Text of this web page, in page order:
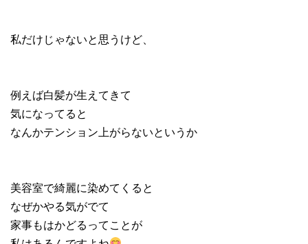
私だけじゃないと思うけど、
例えば白髪が生えてきて
気になってると
なんかテンション上がらないというか
美容室で綺麗に染めてくると
なぜかやる気がでて
家事もはかどるってことが